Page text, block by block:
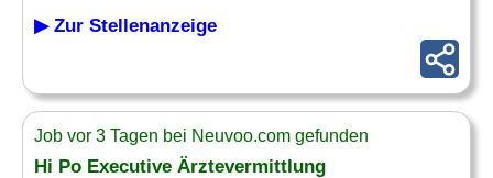
▶ Zur Stellenanzeige
Job vor 3 Tagen bei Neuvoo.com gefunden
Hi Po Executive Ärztevermittlung